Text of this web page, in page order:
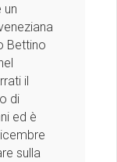
un
Bettino
il
di
ed è
sulla